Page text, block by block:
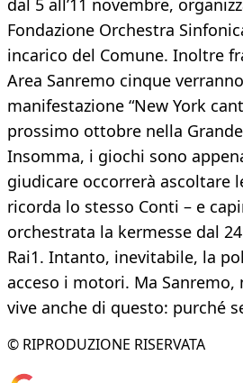
dal 5 all’11 novembre,
Fondazione Orchestra
incarico del Comune. Inoltre
Area Sanremo cinque
manifestazione “New York
prossimo ottobre nella
Insomma, i giochi sono
giudicare occorrerà ascoltare
ricorda lo stesso Conti – e
orchestrata la kermesse dal
Rai1. Intanto, inevitabile, la
acceso i motori. Ma Sanremo,
vive anche di questo: purché
© RIPRODUZIONE RISERVATA